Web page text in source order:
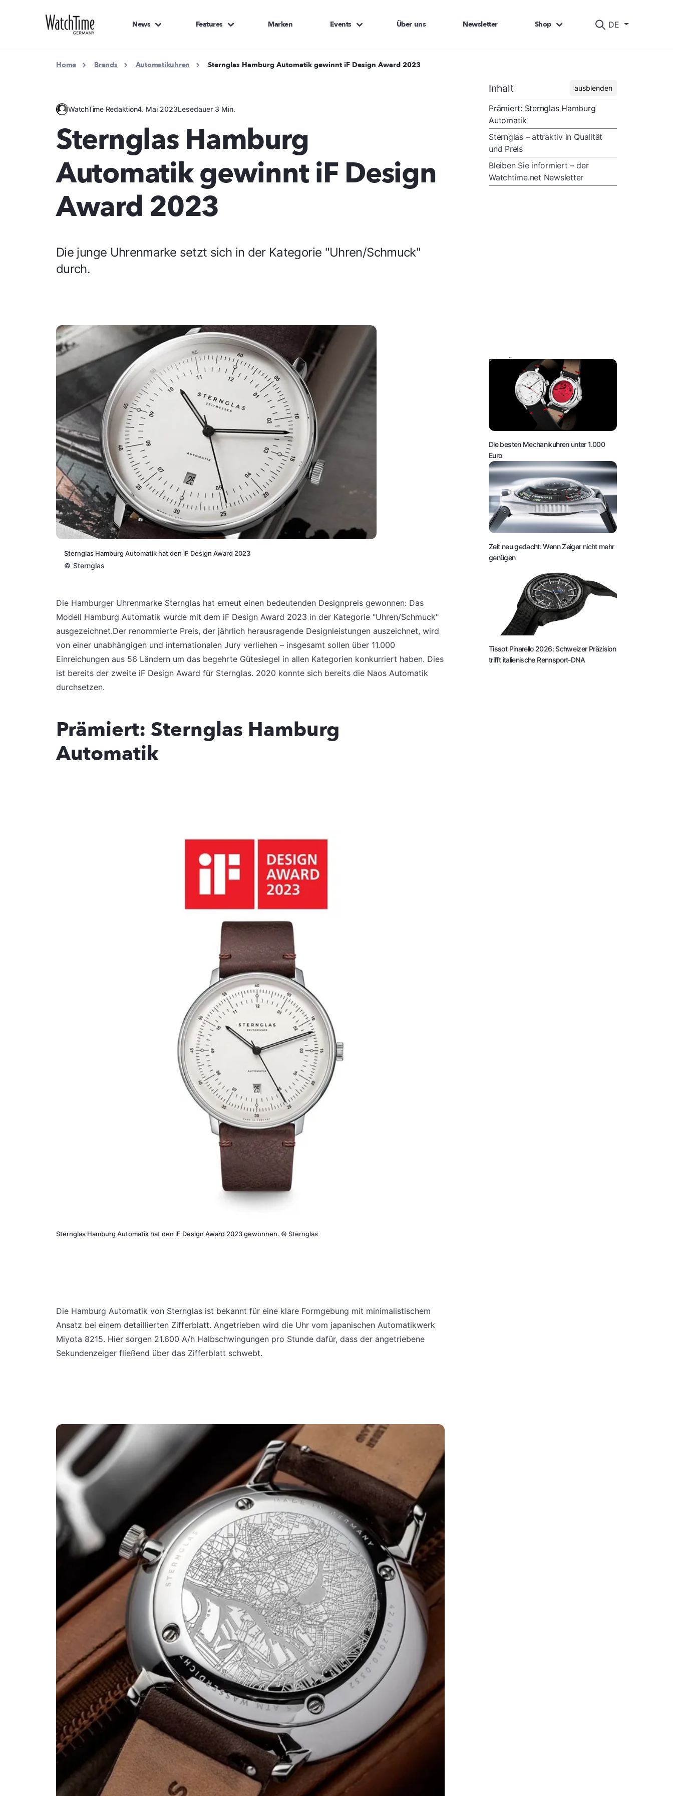
DE
News Features Marken Events Über uns Newsletter Shop
Home Brands Automatikuhren Sternglas Hamburg Automatik gewinnt iF Design Award 2023
WatchTime Redaktion4. Mai 2023Lesedauer 3 Min.
Sternglas Hamburg
Automatik gewinnt iF Design
Award 2023
Die junge Uhrenmarke setzt sich in der Kategorie "Uhren/Schmuck"
durch.
Sternglas Hamburg Automatik hat den iF Design Award 2023
© Sternglas
Die Hamburger Uhrenmarke Sternglas hat erneut einen bedeutenden Designpreis gewonnen: Das
Modell Hamburg Automatik wurde mit dem iF Design Award 2023 in der Kategorie "Uhren/Schmuck"
ausgezeichnet.Der renommierte Preis, der jährlich herausragende Designleistungen auszeichnet, wird
von einer unabhängigen und internationalen Jury verliehen – insgesamt sollen über 11.000
Einreichungen aus 56 Ländern um das begehrte Gütesiegel in allen Kategorien konkurriert haben. Dies
ist bereits der zweite iF Design Award für Sternglas. 2020 konnte sich bereits die Naos Automatik
durchsetzen.
Prämiert: Sternglas Hamburg
Automatik
Sternglas Hamburg Automatik hat den iF Design Award 2023 gewonnen. © Sternglas
Die Hamburg Automatik von Sternglas ist bekannt für eine klare Formgebung mit minimalistischem
Ansatz bei einem detaillierten Zifferblatt. Angetrieben wird die Uhr vom japanischen Automatikwerk
Miyota 8215. Hier sorgen 21.600 A/h Halbschwingungen pro Stunde dafür, dass der angetriebene
Sekundenzeiger fließend über das Zifferblatt schwebt.
Inhalt ausblenden
Prämiert: Sternglas Hamburg
Automatik
Sternglas – attraktiv in Qualität
und Preis
Bleiben Sie informiert – der
Watchtime.net Newsletter
DAS KÖNNTE SIE AUCH INTERESSIEREN:
Die besten Mechanikuhren unter 1.000
Euro
Zeit neu gedacht: Wenn Zeiger nicht mehr
genügen
Tissot Pinarello 2026: Schweizer Präzision
trifft italienische Rennsport-DNA